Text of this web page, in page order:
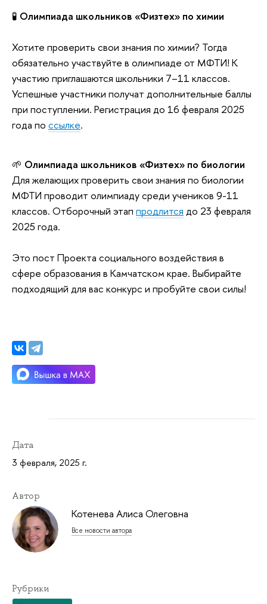
🧪 Олимпиада школьников «Физтех» по химии
Хотите проверить свои знания по химии? Тогда
обязательно участвуйте в олимпиаде от МФТИ! К
участию приглашаются школьники 7–11 классов.
Успешные участники получат дополнительные баллы
при поступлении. Регистрация до 16 февраля 2025
года по ссылке.
🌱 Олимпиада школьников «Физтех» по биологии
Для желающих проверить свои знания по биологии
МФТИ проводит олимпиаду среди учеников 9-11
классов. Отборочный этап продлится до 23 февраля
2025 года.
Это пост Проекта социального воздействия в
сфере образования в Камчатском крае. Выбирайте
подходящий для вас конкурс и пробуйте свои силы!
Дата
3 февраля, 2025 г.
Автор
Котенева Алиса Олеговна
Все новости автора
Рубрики